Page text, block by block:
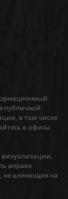
публичной
в том числе
в офисы
вправе
не влияющие на